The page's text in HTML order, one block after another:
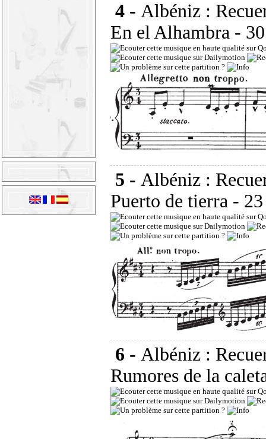
4 - Albéniz :
En el Alhambra -
5 - Albéniz :
Puerto de tierra -
6 - Albéniz :
Rumores de la